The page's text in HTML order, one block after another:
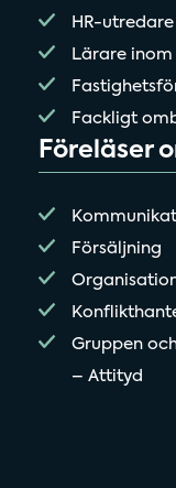
HR-
Lärare
Fackligt
Föreläser
Försäljning
Gruppen
– Attityd